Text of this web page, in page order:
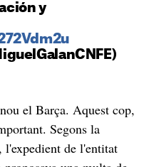
y
el Barça. Aquest cop,
Segons la
de l'entitat